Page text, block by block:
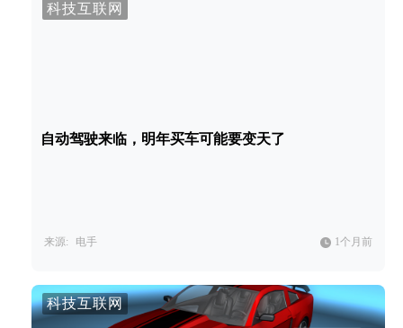
科技互联网
自动驾驶来临，明年买车可能要变天了
来源: 电手 1个月前
科技互联网